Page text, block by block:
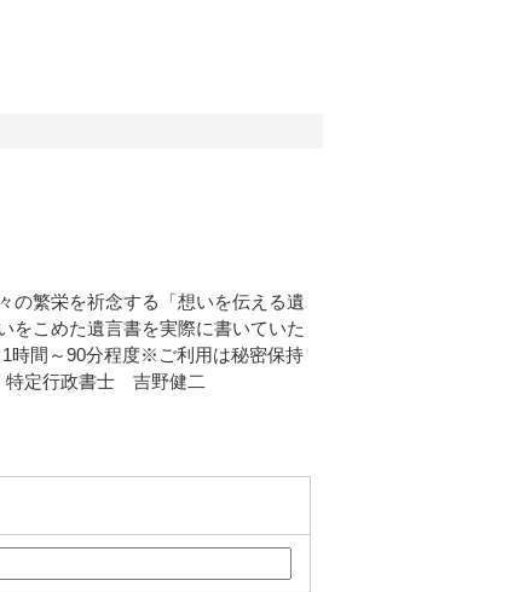
の繁栄を祈念する「想いを伝える遺
をこめた遺言書を実際に書いていた
時間～90分程度※ご利用は秘密保持
特定行政書士 吉野健二